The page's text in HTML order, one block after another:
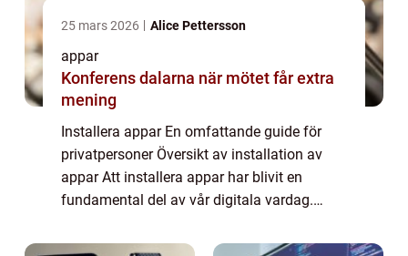
25 mars 2026 Alice Pettersson
appar
Konferens dalarna när mötet får extra
mening
Installera appar En omfattande guide för
privatpersoner Översikt av installation av
appar Att installera appar har blivit en
fundamental del av vår digitala vardag.
våra smartphones, surfplattor och datorer...